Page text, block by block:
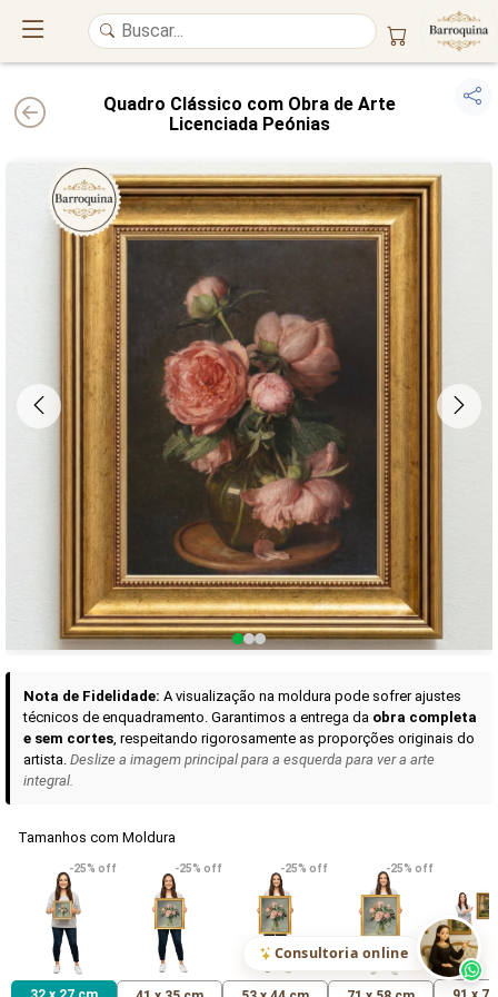
UM ATELIÊ 100% FINE ART
Trazemos a imponência dasmaiores obras de arte do mundo
para o
alto padrão da sua casa. Nosso acervo reúne a genialidade de grandes
pintores renomados , resgatando artes reais e o requinte inconfundível
das obras do século XIX. Produção artesanal em Canvas 100% Algodão
Madeira Maciçae impressão comPigmentação Mineral
QUALIDADE DE MUSEU GARANTIA ETERNA
Curadoria das Campanhas
A seleção de obras-primas apresentadas em nossos vídeos nas redes
sociais, reunidas aqui para sua apreciação.
VER DETALHES
Madona de Loreto
R$ 538,42
VER DETALHES
Narciso- caravaggio
R$ 365,92
VER
Maria
uma Rosa
R$ 365,92
Consultoria online
Quadro Clássico com Obra de Arte
Licenciada Peónias
Nota de Fidelidade: A visualização na moldura pode sofrer ajustes
técnicos de enquadramento. Garantimos a entrega da obra completa
e sem cortes, respeitando rigorosamente as proporções originais do
artista. Deslize a imagem principal para a esquerda para ver a arte
integral.
Tamanhos com Moldura
-25% off -25% off -25% off -25% off